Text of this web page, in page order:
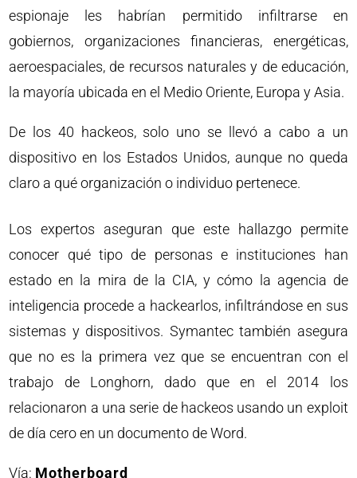
espionaje les habrían permitido infiltrarse en
gobiernos, organizaciones financieras, energéticas,
aeroespaciales, de recursos naturales y de educación,
la mayoría ubicada en el Medio Oriente, Europa y Asia.
De los 40 hackeos, solo uno se llevó a cabo a un
dispositivo en los Estados Unidos, aunque no queda
claro a qué organización o individuo pertenece.
Los expertos aseguran que este hallazgo permite
conocer qué tipo de personas e instituciones han
estado en la mira de la CIA, y cómo la agencia de
inteligencia procede a hackearlos, infiltrándose en sus
sistemas y dispositivos. Symantec también asegura
que no es la primera vez que se encuentran con el
trabajo de Longhorn, dado que en el 2014 los
relacionaron a una serie de hackeos usando un exploit
de día cero en un documento de Word.
Vía: Motherboard